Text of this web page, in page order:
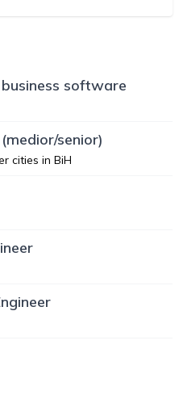
software
senior)
cities in BiH